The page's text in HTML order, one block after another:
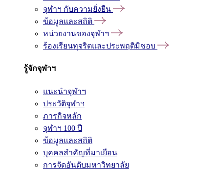
จุฬาฯ กับความยั่งยืน
ข้อมูลและสถิติ
หน่วยงานของจุฬาฯ
ร้องเรียนทุจริตและประพฤติมิชอบ
รู้จักจุฬาฯ
แนะนำจุฬาฯ
ประวัติจุฬาฯ
ภารกิจหลัก
จุฬาฯ 100 ปี
ข้อมูลและสถิติ
บุคคลสำคัญที่มาเยือน
การจัดอันดับมหาวิทยาลัย